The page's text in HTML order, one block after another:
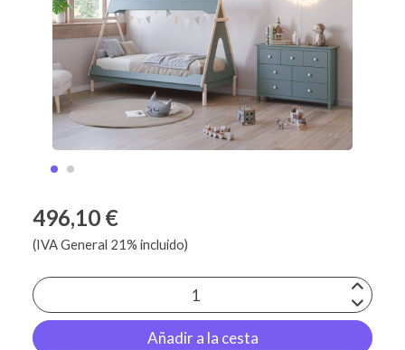
496,10 €
(IVA General 21% incluido)
Añadir a la cesta